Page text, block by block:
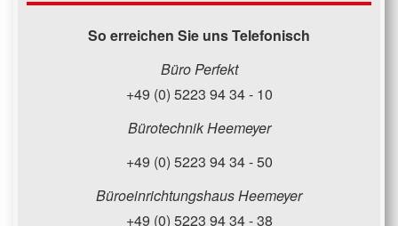
So erreichen Sie uns Telefonisch
Büro Perfekt
+49 (0) 5223 94 34 - 10
Bürotechnik Heemeyer
+49 (0) 5223 94 34 - 50
Büroeinrichtungshaus Heemeyer
+49 (0) 5223 94 34 - 38